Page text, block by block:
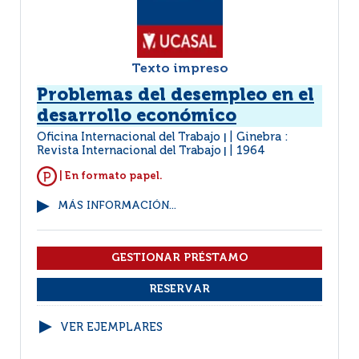
Texto impreso
Problemas del desempleo en el
desarrollo económico
Oficina Internacional del Trabajo
Ginebra :
Revista Internacional del Trabajo
1964
| En formato papel.
MÁS INFORMACIÓN...
VER EJEMPLARES